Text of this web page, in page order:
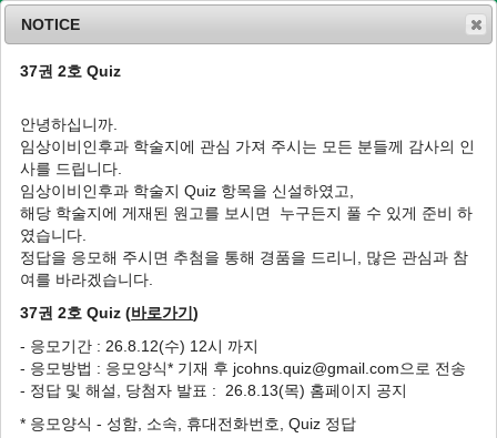
n
v
o
List of Articles
Journal of Clinical Otolaryngology Head and
Neck Surgery. Vol. 27, No. 2, 2016
특집
Clinical Usefulness of Laryngeal Electromyography
후두근전도의 임상적 적용
정수연, 정성민
NOTICE
37권 2호 Quiz
안녕하십니까.
임상이비인후과 학술지에 관심 가져 주시는 모든 분들께 감사의 인
사를 드립니다.
임상이비인후과 학술지 Quiz 항목을 신설하였고,
해당 학술지에 게재된 원고를 보시면 누구든지 풀 수 있게 준비 하
였습니다.
정답을 응모해 주시면 추첨을 통해 경품을 드리니, 많은 관심과 참
여를 바라겠습니다.
37권 2호 Quiz (바로가기)
- 응모기간 : 26.8.12(수) 12시 까지
- 응모방법 : 응모양식* 기재 후 jcohns.quiz@gmail.com으로 전송
- 정답 및 해설, 당첨자 발표 : 26.8.13(목) 홈페이지 공지
* 응모양식 - 성함, 소속, 휴대전화번호, Quiz 정답